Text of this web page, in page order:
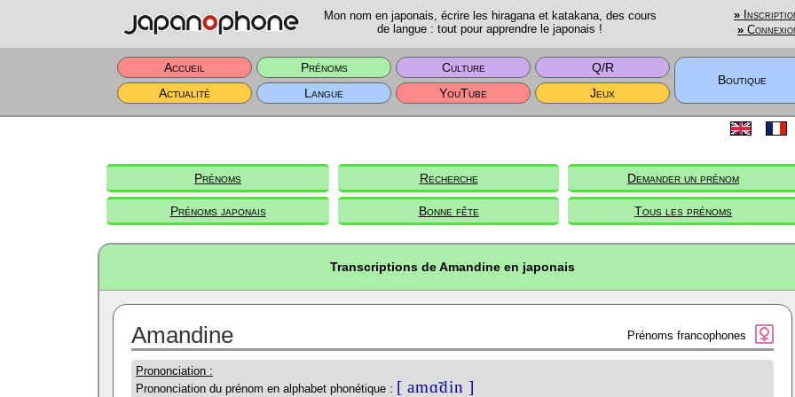
Mon nom en japonais, écrire les hiragana et katakana, des cours
de langue : tout pour apprendre le japonais !
»
»
Accueil Prénoms Culture
Q/R
Boutique
Actualité
Langue YouTube Jeux
Prénoms Recherche Demander un prénom
Prénoms japonais Bonne fête Tous les prénoms
Transcriptions de Amandine en japonais
Amandine Prénoms francophones
Prononciation :
Prononciation du prénom en alphabet phonétique : [ amɑ̃din ]